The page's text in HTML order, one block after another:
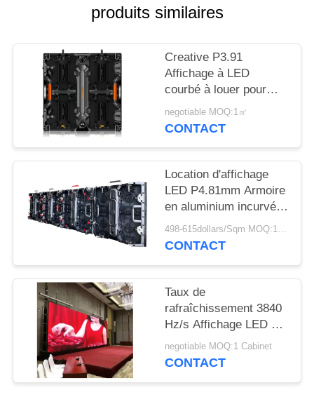
DEMANDEZ
DEVIS
PLAN
SITE
PRIVACY
POLICY
produits similaires
Creative P3.91
Affichage à LED
courbé à louer pour
événements diffusion
et publicité à taux de
negotiable MOQ:1㎡
CONTACT
Location d'affichage
LED P4.81mm Armoire
en aluminium incurvé
500x500mm
Assemblage rapide
498-615dollars/Sqm MOQ:1 m2
CONTACT
Taux de
rafraîchissement 3840
Hz/s Affichage LED de
location à l'intérieur
negotiable MOQ:1 Cabinet
CONTACT